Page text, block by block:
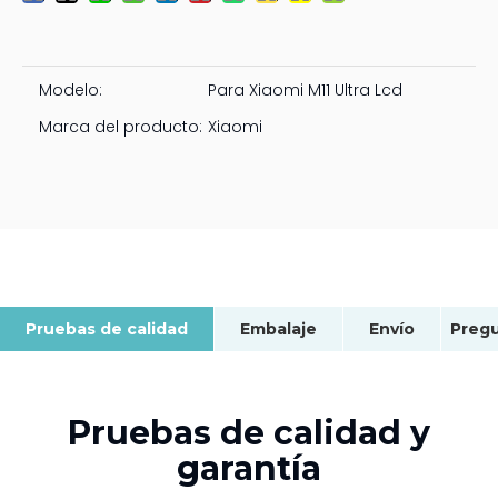
Modelo:
Para Xiaomi M11 Ultra Lcd
Marca del producto: Xiaomi
Pruebas de calidad Embalaje Envío
Pruebas de calidad y
garantía